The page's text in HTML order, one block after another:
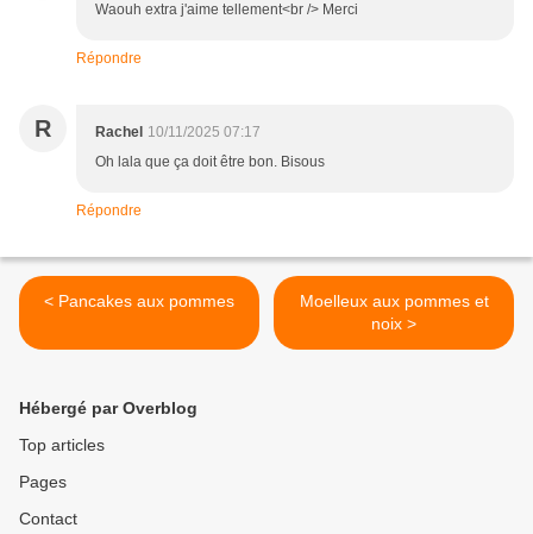
Waouh extra j'aime tellement<br /> Merci
Répondre
R Rachel 10/11/2025 07:17
Oh lala que ça doit être bon. Bisous
Répondre
< Pancakes aux pommes
Moelleux aux pommes et
noix >
Hébergé par Overblog
Top articles
Pages
Contact